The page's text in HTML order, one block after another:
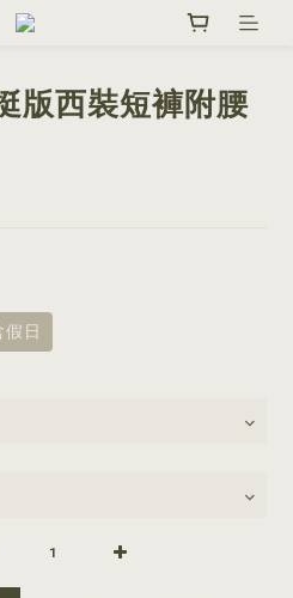
版西裝短褲附腰
日